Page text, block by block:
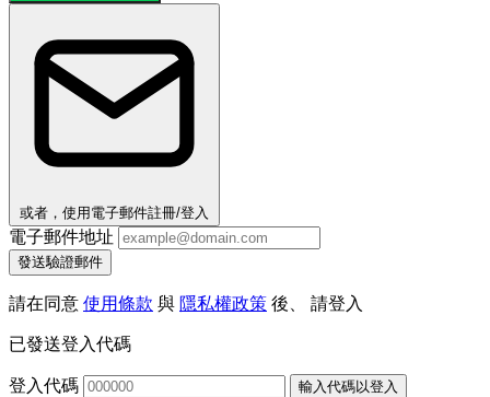
或者，使用電子郵件註冊/登入
電子郵件地址
發送驗證郵件
請在同意 使用條款 與 隱私權政策 後、 請登入
已發送登入代碼
登入代碼
輸入代碼以登入